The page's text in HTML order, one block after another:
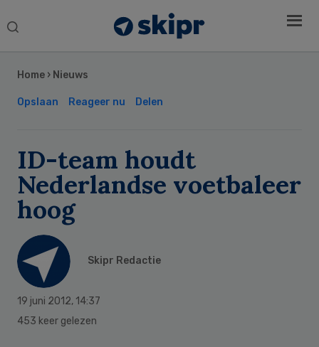
Search
Home › Nieuws
Opslaan Reageer nu Delen
ID-team houdt
Nederlandse voetbaleer
hoog
Skipr Redactie
19 juni 2012, 14:37
453 keer gelezen
Sidebar